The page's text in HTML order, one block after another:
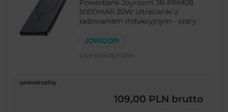
Powerbank Joyroom JR-PBM08
5000mAh 20W ultracienki z
ładowaniem indukcyjnym - szary
EAN: 6956116713294
uniwersalny
109,00 PLN brutto